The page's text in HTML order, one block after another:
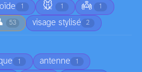
1 🐭 1 👼 1
53 visage stylisé 2
1 antenne 1